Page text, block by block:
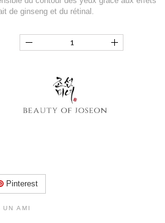
de ginseng et du rétinal.
Pinterest
UN AMI